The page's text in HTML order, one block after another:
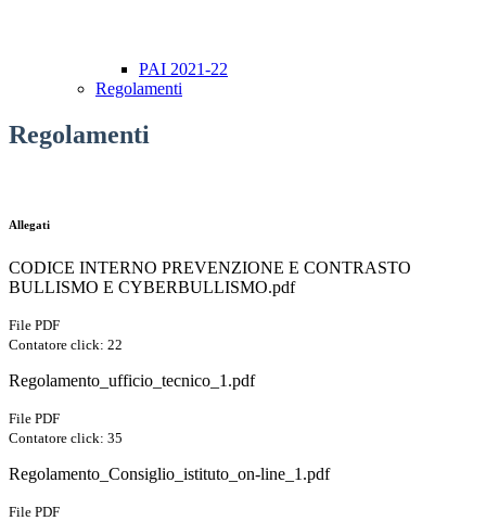
PAI 2021-22
Regolamenti
Regolamenti
Allegati
CODICE INTERNO PREVENZIONE E CONTRASTO
BULLISMO E CYBERBULLISMO.pdf
File PDF
Contatore click: 22
Regolamento_ufficio_tecnico_1.pdf
File PDF
Contatore click: 35
Regolamento_Consiglio_istituto_on-line_1.pdf
File PDF